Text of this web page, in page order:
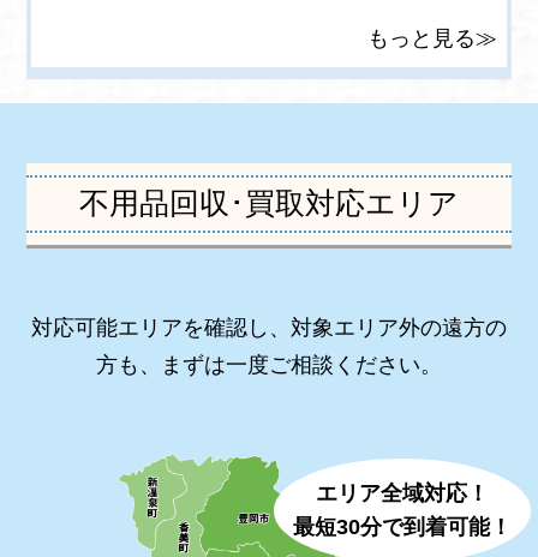
もっと見る≫
不用品回収･買取対応エリア
対応可能エリアを確認し、対象エリア外の遠方の
方も、まずは一度ご相談ください。
エリア全域対応！
最短30分で到着可能！